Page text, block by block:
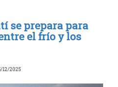
se prepara para
el frío y los
12/2025